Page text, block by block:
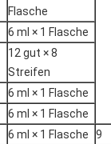
Flasche
6 ml × 1 Flasche
12 gut × 8
Streifen
6 ml × 1 Flasche
6 ml × 1 Flasche
6 ml × 1 Flasche 9